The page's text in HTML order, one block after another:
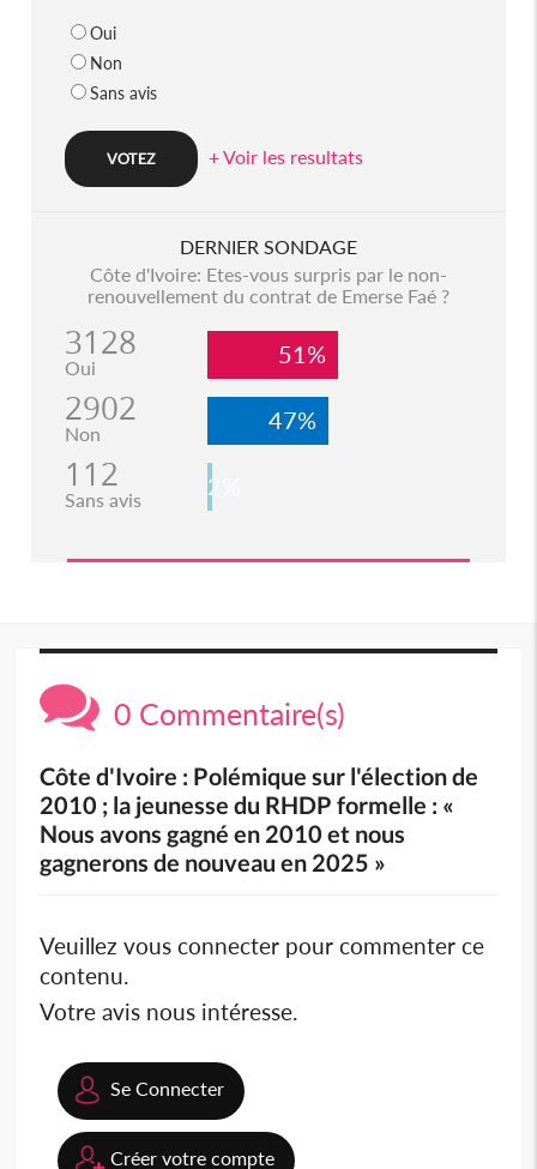
Oui
Non
Sans avis
+ Voir les resultats
DERNIER SONDAGE
Côte d'Ivoire: Etes-vous surpris par le non-
renouvellement du contrat de Emerse Faé ?
3128
Oui 51%
2902
Non 47%
112
Sans avis 2%
0 Commentaire(s)
Côte d'Ivoire : Polémique sur l'élection de
2010 ; la jeunesse du RHDP formelle : «
Nous avons gagné en 2010 et nous
gagnerons de nouveau en 2025 »
Veuillez vous connecter pour commenter ce
contenu.
Votre avis nous intéresse.
Se Connecter
Créer votre compte